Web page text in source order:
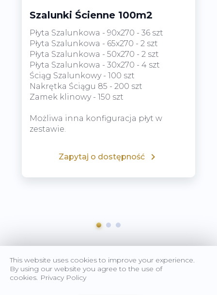
Szalunki Ścienne 100m2
Płyta Szalunkowa - 90x270 - 36 szt
Płyta Szalunkowa - 65x270 - 2 szt
Płyta Szalunkowa - 50x270 - 2 szt
Płyta Szalunkowa - 30x270 - 4 szt
Ściąg Szalunkowy - 100 szt
Nakrętka Ściągu 85 - 200 szt
Zamek klinowy - 150 szt
Możliwa inna konfiguracja płyt w
zestawie.
Zapytaj o dostępność
This website uses cookies to improve your experience.
By using our website you agree to the use of
cookies. Privacy Policy